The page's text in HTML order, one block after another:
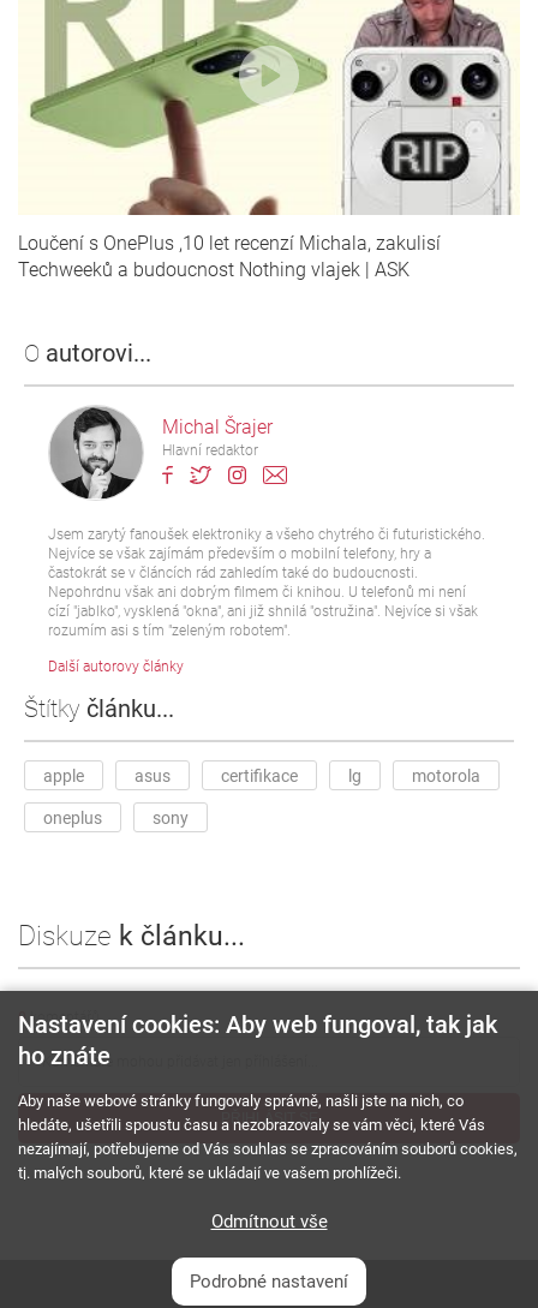
O autorovi...
Michal Šrajer
Hlavní redaktor
Jsem zarytý fanoušek elektroniky a všeho chytrého či futuristického.
Nejvíce se však zajímám především o mobilní telefony, hry a
častokrát se v článcích rád zahledím také do budoucnosti.
Nepohrdnu však ani dobrým filmem či knihou. U telefonů mi není
cízí "jablko", vysklená "okna", ani již shnilá "ostružina". Nejvíce si však
rozumím asi s tím "zeleným robotem".
Další autorovy články
Štítky článku...
apple asus certifikace lg motorola
oneplus sony
Loučení s OnePlus ,10 let recenzí Michala, zakulisí
Techweeků a budoucnost Nothing vlajek | ASK
Diskuze k článku...
0 komentářů
PŘIHLÁSIT SE
Nastavení cookies: Aby web fungoval, tak jak
ho znáte
Aby naše webové stránky fungovaly správně, našli jste na nich, co
hledáte, ušetřili spoustu času a nezobrazovaly se vám věci, které Vás
nezajímají, potřebujeme od Vás souhlas se zpracováním souborů cookies,
tj. malých souborů, které se ukládají ve vašem prohlížeči.
Odmítnout vše
Podrobné nastavení